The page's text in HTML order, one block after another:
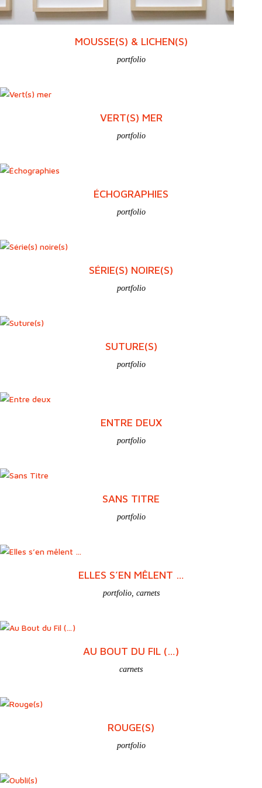
MOUSSE(S) & LICHEN(S)
portfolio
VERT(S) MER
portfolio
ÉCHOGRAPHIES
portfolio
SÉRIE(S) NOIRE(S)
portfolio
SUTURE(S)
portfolio
ENTRE DEUX
portfolio
SANS TITRE
portfolio
ELLES S’EN MÊLENT …
portfolio, carnets
AU BOUT DU FIL (…)
carnets
ROUGE(S)
portfolio